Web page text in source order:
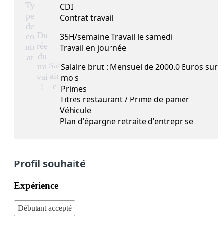
Ty
pe
de
co
ntr
at
CDI
Contrat travail
Du
rée
du
tra
vai
l
35H/semaine Travail le samedi
Travail en journée
Sal
air
e
Salaire brut : Mensuel de 2000.0 Euros sur
mois
Primes
Titres restaurant / Prime de panier
Véhicule
Plan d'épargne retraite d'entreprise
Profil souhaité
Expérience
Débutant accepté